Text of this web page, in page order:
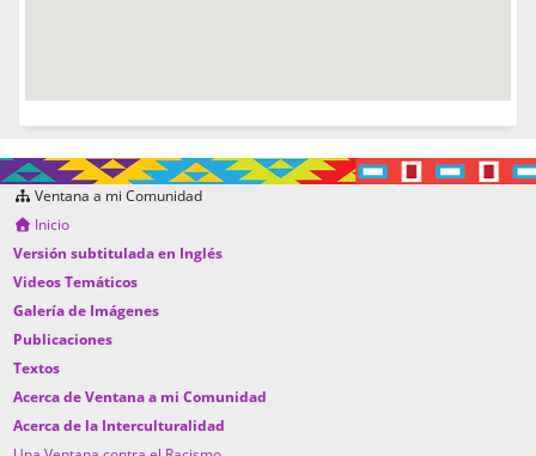
Ventana a mi Comunidad
Inicio
Versión subtitulada en Inglés
Videos Temáticos
Galería de Imágenes
Publicaciones
Textos
Acerca de Ventana a mi Comunidad
Acerca de la Interculturalidad